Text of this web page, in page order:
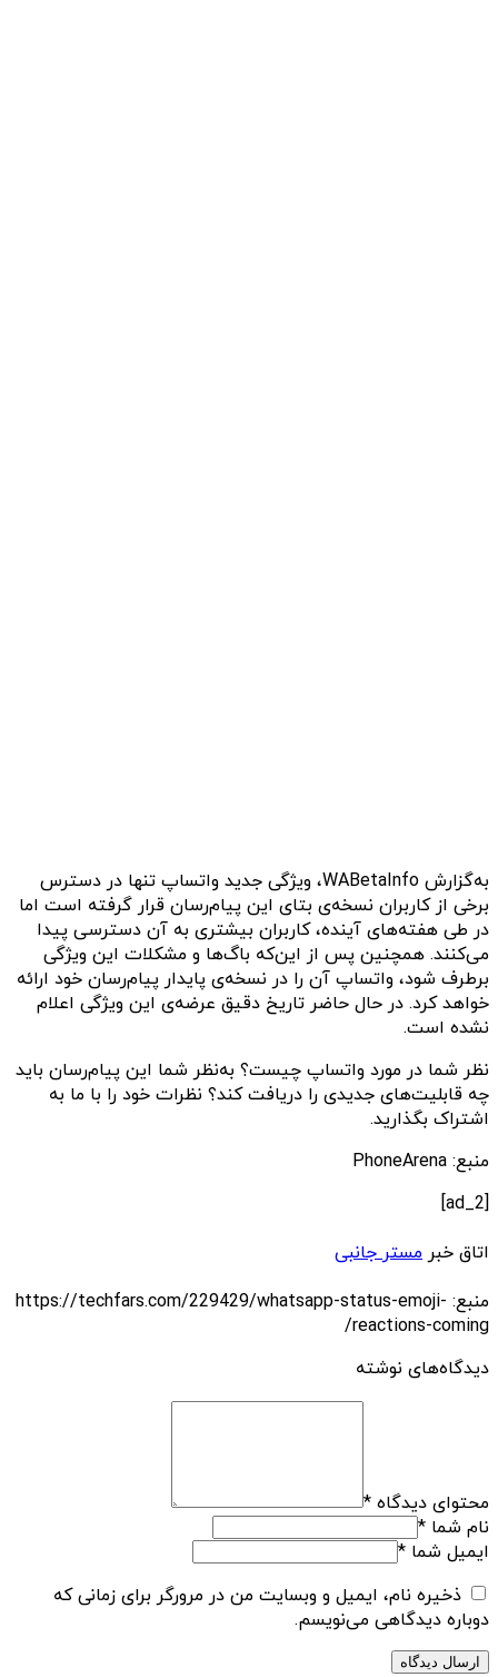
به‌گزارش WABetaInfo، ویژگی جدید واتساپ تنها در دسترس
برخی از کاربران نسخه‌ی بتای این پیام‌رسان قرار گرفته است اما
در طی هفته‌های آینده، کاربران بیشتری به آن دسترسی پیدا
می‌کنند. همچنین پس از این‌که باگ‌ها و مشکلات این ویژگی
برطرف شود، واتساپ آن را در نسخه‌ی پایدار پیام‌رسان خود ارائه
خواهد کرد. در حال حاضر تاریخ دقیق عرضه‌ی این ویژگی اعلام
نشده است.
نظر شما در مورد واتساپ چیست؟ به‌نظر شما این پیام‌رسان باید
چه قابلیت‌های جدیدی را دریافت کند؟ نظرات خود را با ما به
اشتراک بگذارید.
منبع: PhoneArena
[ad_2]
اتاق خبر مستر جانبی
منبع: https://techfars.com/229429/whatsapp-status-emoji-
reactions-coming/
دیدگاه‌های نوشته
محتوای دیدگاه *
نام شما *
ایمیل شما *
ذخیره نام، ایمیل و وبسایت من در مرورگر برای زمانی که
دوباره دیدگاهی می‌نویسم.